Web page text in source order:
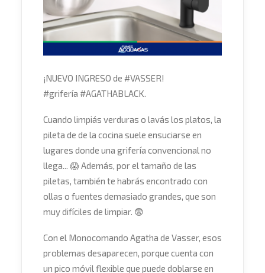
¡NUEVO INGRESO de #VASSER!
#grifería #AGATHABLACK.
Cuando limpiás verduras o lavás los platos, la
pileta de de la cocina suele ensuciarse en
lugares donde una grifería convencional no
llega... 😱Además, por el tamaño de las
piletas, también te habrás encontrado con
ollas o fuentes demasiado grandes, que son
muy difíciles de limpiar. 😨
Con el Monocomando Agatha de Vasser, esos
problemas desaparecen, porque cuenta con
un pico móvil flexible que puede doblarse en